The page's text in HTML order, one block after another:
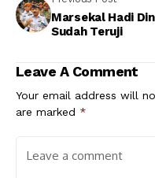
Marsekal Hadi
Sudah Teruji
Leave A Comment
Your email address will
are marked *